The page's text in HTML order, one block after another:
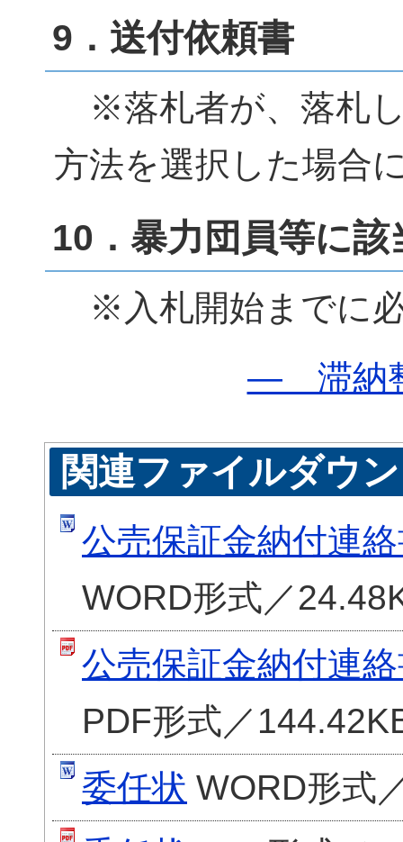
9．送付依頼書
※落札者が、落札
方法を選択した場合
10．暴力団員等に
※入札開始までに
― 滞納
関連ファイルダウ
公売保証金納付連
WORD形式／
公売保証金納付連
PDF形式／
委任状 WORD形式